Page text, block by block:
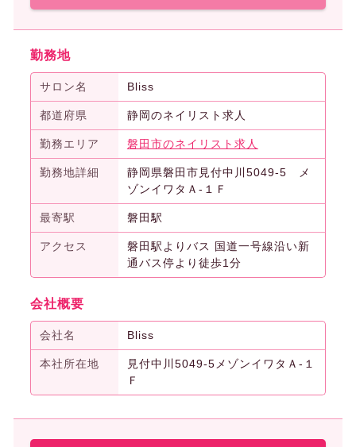
勤務地
サロン名 Bliss
都道府県 静岡のネイリスト求人
勤務エリア 磐田市のネイリスト求人
勤務地詳細
静岡県磐田市見付中川5049-5 メ
ゾンイワタＡ-１Ｆ
最寄駅 磐田駅
アクセス
磐田駅よりバス 国道一号線沿い新
通バス停より徒歩1分
会社概要
会社名 Bliss
本社所在地
見付中川5049-5メゾンイワタＡ-１
Ｆ